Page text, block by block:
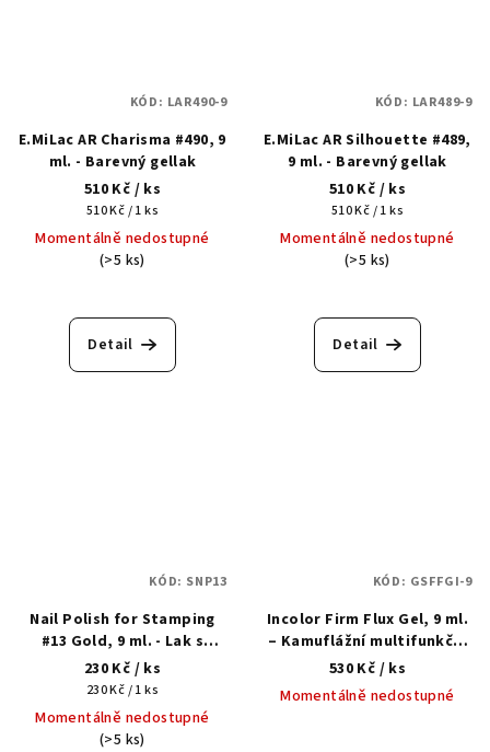
E.MiLac AR Charisma #490, 9
ml. - Barevný gellak
510 Kč / ks
Měrná
cena:
510 Kč / 1 ks
Momentálně nedostupné
(>5 ks)
Detail
KÓD: LAR490-9
E.MiLac AR Silhouette #489,
9 ml. - Barevný gellak
510 Kč / ks
Měrná
cena:
510 Kč / 1 ks
Momentálně nedostupné
(>5 ks)
Detail
KÓD: LAR489-9
Nail Polish for Stamping
#13 Gold, 9 ml. - Lak s
gelovým efektem na
razítkování
230 Kč / ks
Měrná
cena:
230 Kč / 1 ks
Momentálně nedostupné
(>5 ks)
KÓD: SNP13
Incolor Firm Flux Gel, 9 ml.
– Kamuflážní multifunkční
tekutý akrylgel
530 Kč / ks
Momentálně nedostupné
KÓD: GSFFGI-9